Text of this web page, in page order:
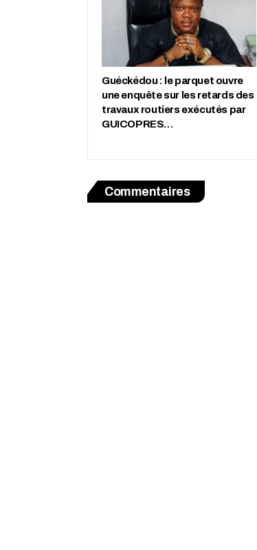
Guéckédou : le parquet ouvre
une enquête sur les retards des
travaux routiers exécutés par
GUICOPRES…
Commentaires